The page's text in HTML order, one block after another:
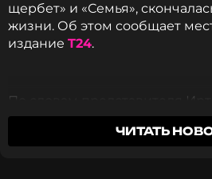
щербет» и «Семья»,
жизни. Об этом сообщает
издание T24.
По словам представителя
наступила около полудня,
находилась в собственном
ЧИТАТЬ